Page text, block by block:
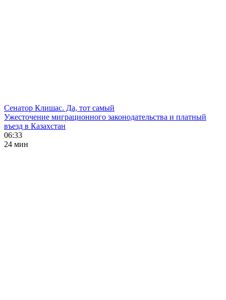
Сенатор Клишас. Да, тот самый
Ужесточение миграционного законодательства и платный
въезд в Казахстан
06:33
24 мин